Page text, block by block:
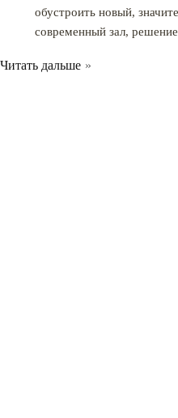
обустроить новый,
современный зал,
Читать дальше